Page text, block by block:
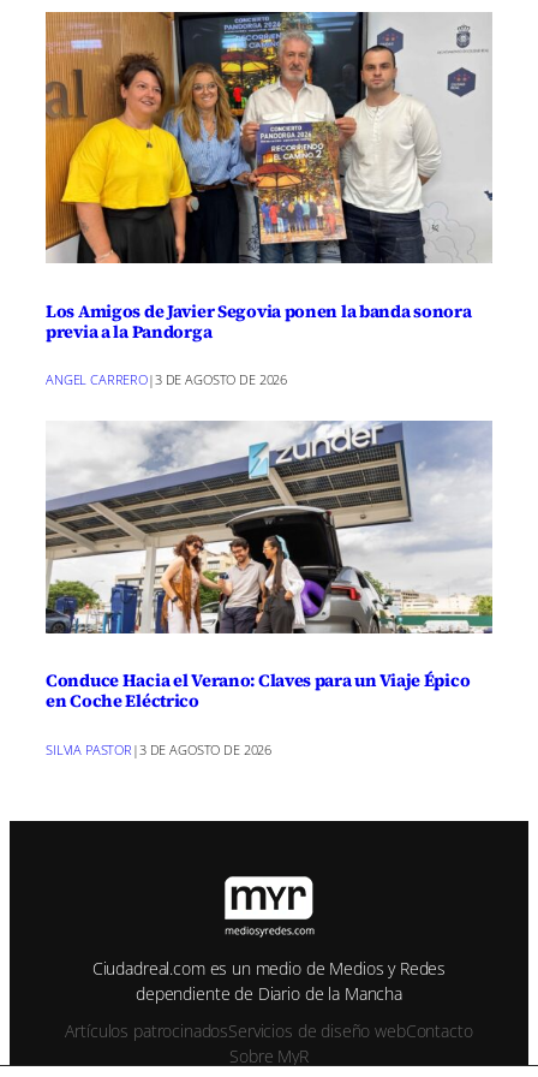
Los Amigos de Javier Segovia ponen la banda sonora
previa a la Pandorga
ANGEL CARRERO|3 DE AGOSTO DE 2026
Conduce Hacia el Verano: Claves para un Viaje Épico
en Coche Eléctrico
SILVIA PASTOR |3 DE AGOSTO DE 2026
Ciudadreal.com es un medio de Medios y Redes
dependiente de Diario de la Mancha
Artículos patrocinadosServicios de diseño webContacto
Sobre MyR